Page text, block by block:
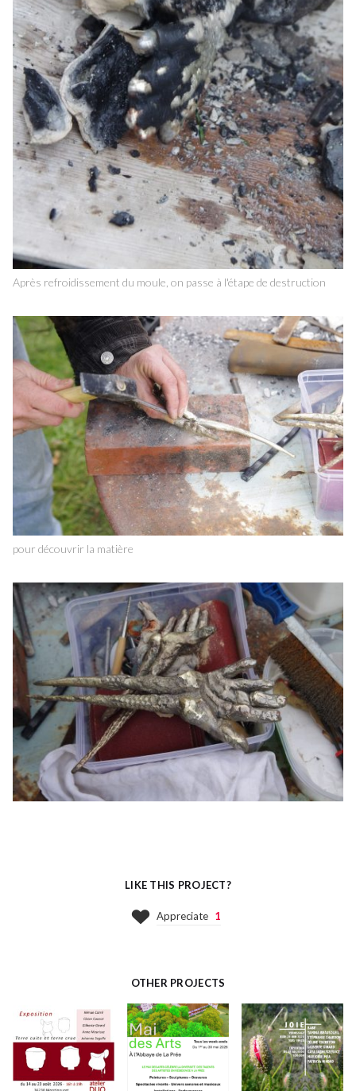
Après refroidissement du moule, on passe à l'étape de destruction
pour découvrir la matière
LIKE THIS PROJECT?
Appreciate 1
OTHER PROJECTS